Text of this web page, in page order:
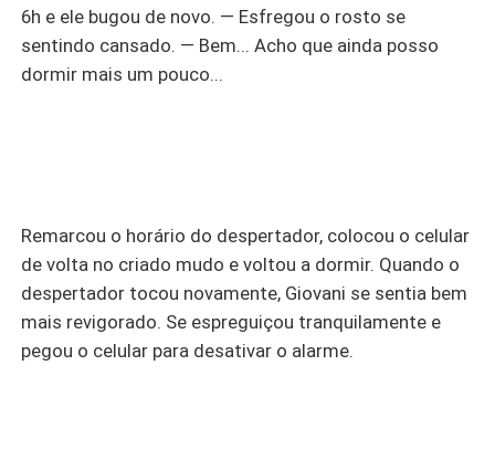
6h e ele bugou de novo. — Esfregou o rosto se
sentindo cansado. — Bem... Acho que ainda posso
dormir mais um pouco...
Remarcou o horário do despertador, colocou o celular
de volta no criado mudo e voltou a dormir. Quando o
despertador tocou novamente, Giovani se sentia bem
mais revigorado. Se espreguiçou tranquilamente e
pegou o celular para desativar o alarme.